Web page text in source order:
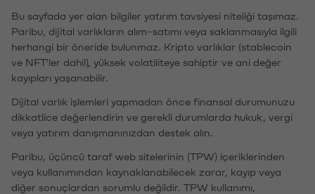
Bu sayfada yer alan bilgiler yatırım tavsiyesi niteliği taşımaz.
Paribu, dijital varlıkların alım-satımı veya saklanmasıyla ilgili
herhangi bir öneride bulunmaz. Kripto varlıklar (stablecoin
ve NFT'ler dahil), yüksek volatiliteye sahiptir ve ani değer
kayıpları yaşanabilir.
Dijital varlık işlemleri yapmadan önce finansal durumunuzu
dikkatlice değerlendirin ve gerekli durumlarda hukuk, vergi
veya yatırım danışmanınızdan destek alın.
Paribu, üçüncü taraf web sitelerinin (TPW) içeriklerinden
veya kullanımından kaynaklanabilecek zarar, kayıp veya
diğer sonuçlardan sorumlu değildir. TPW kullanımı,